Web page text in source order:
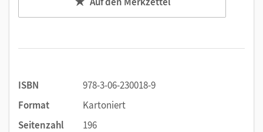
Aufgaben - dazu Lösungstipps und Starthilfen sowie
differenzierte Kopiervorlagen als Ergänzung
aktuelle Onlinematerialien per Webcodes sowie den
ISBN
978-3-06-230018-9
Format
Kartoniert
Seitenzahl
196